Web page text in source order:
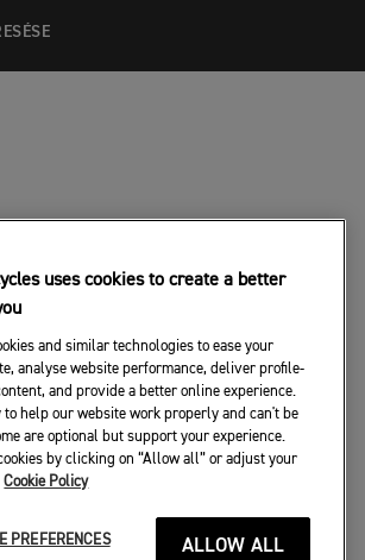
uses cookies to create a better
and similar technologies to ease your
analyse website performance, deliver profile-
and provide a better online experience.
to help our website work properly and can't be
are optional but support your experience.
by clicking on “Allow all” or adjust your
Cookie Policy
ALLOW ALL
PREFERENCES